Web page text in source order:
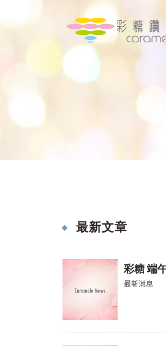
最新文章
最新消息